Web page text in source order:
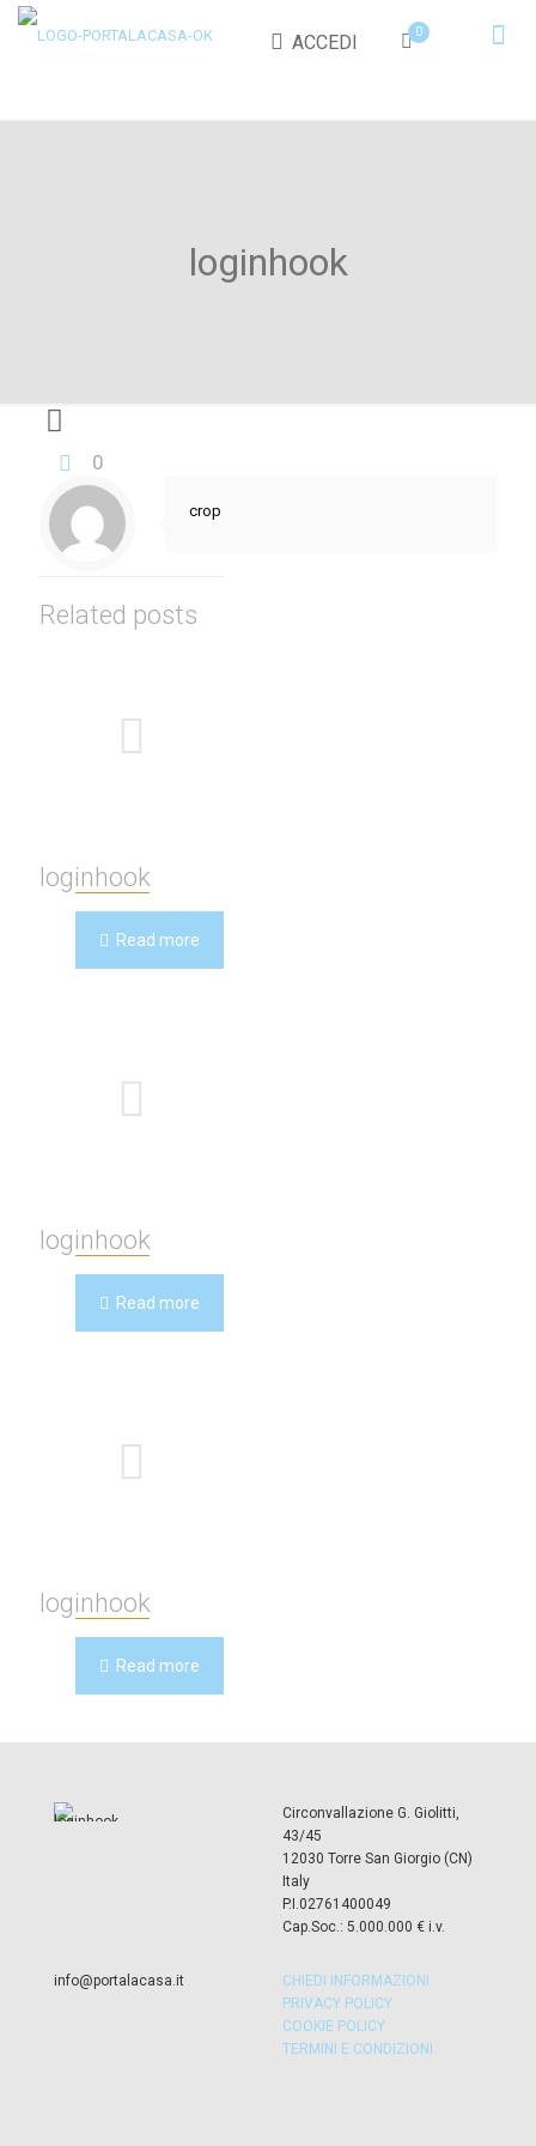
ACCEDI 0
loginhook
0
crop
Related posts
loginhook
Read more
loginhook
Read more
loginhook
Read more
Circonvallazione G. Giolitti,
43/45
12030 Torre San Giorgio (CN)
Italy
P.I.02761400049
Cap.Soc.: 5.000.000 € i.v.
info@portalacasa.it
CHIEDI INFORMAZIONI
PRIVACY POLICY
COOKIE POLICY
TERMINI E CONDIZIONI